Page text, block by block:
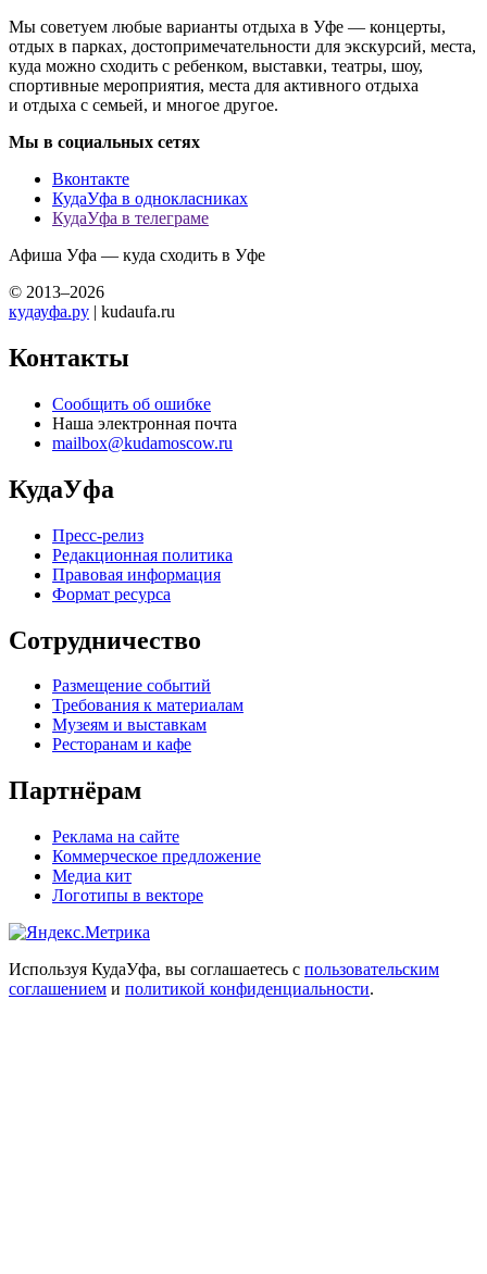
Мы советуем любые варианты отдыха в Уфе — концерты,
отдых в парках, достопримечательности для экскурсий, места,
куда можно сходить с ребенком, выставки, театры, шоу,
спортивные мероприятия, места для активного отдыха
и отдыха с семьей, и многое другое.
Мы в социальных сетях
Вконтакте
КудаУфа в однокласниках
КудаУфа в телеграме
Афиша Уфа — куда сходить в Уфе
© 2013–2026
кудауфа.ру | kudaufa.ru
Контакты
Сообщить об ошибке
Наша электронная почта
mailbox@kudamoscow.ru
КудаУфа
Пресс-релиз
Редакционная политика
Правовая информация
Формат ресурса
Сотрудничество
Размещение событий
Требования к материалам
Музеям и выставкам
Ресторанам и кафе
Партнёрам
Реклама на сайте
Коммерческое предложение
Медиа кит
Логотипы в векторе
Используя КудаУфа, вы соглашаетесь с пользовательским
соглашением и политикой конфиденциальности.